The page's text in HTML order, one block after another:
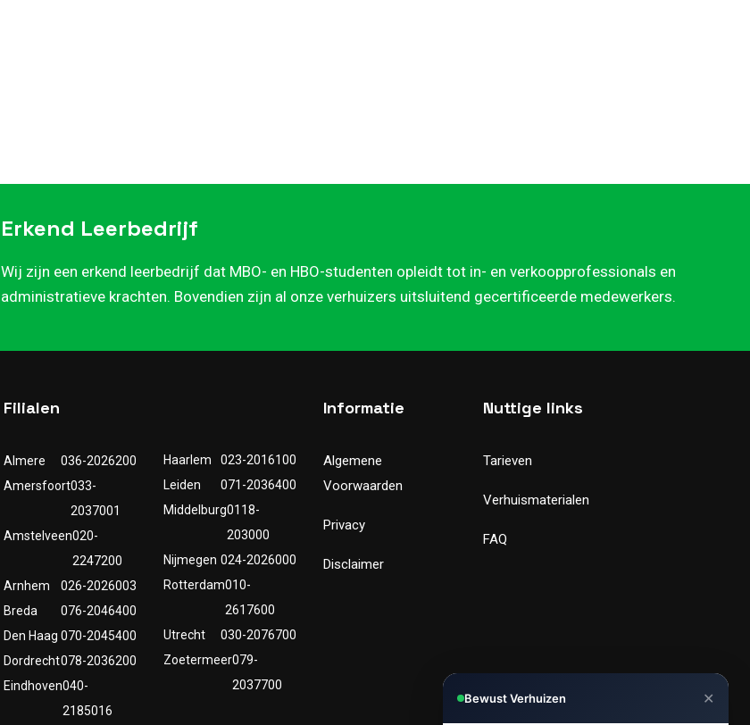
Erkend Leerbedrijf
Wij zijn een erkend leerbedrijf dat MBO- en HBO-studenten opleidt tot in- en verkoopprofessionals en
administratieve krachten. Bovendien zijn al onze verhuizers uitsluitend gecertificeerde medewerkers.
Filialen
Almere
036-2026200
Amersfoort033-
2037001
Amstelveen020-
2247200
Arnhem
026-2026003
Breda
076-2046400
Den Haag 070-2045400
Dordrecht078-2036200
Eindhoven040-
2185016
Haarlem
023-2016100
Leiden
071-2036400
Middelburg0118-
203000
Nijmegen 024-2026000
Rotterdam010-
2617600
Utrecht
030-2076700
Zoetermeer079-
2037700
Informatie
Algemene
Voorwaarden
Privacy
Disclaimer
Nuttige links
Tarieven
Verhuismaterialen
FAQ
✕
Hi, Kunnen we je helpen met